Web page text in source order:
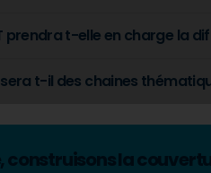
prendra t-elle en charge la
sera t-il des chaines
construisons la